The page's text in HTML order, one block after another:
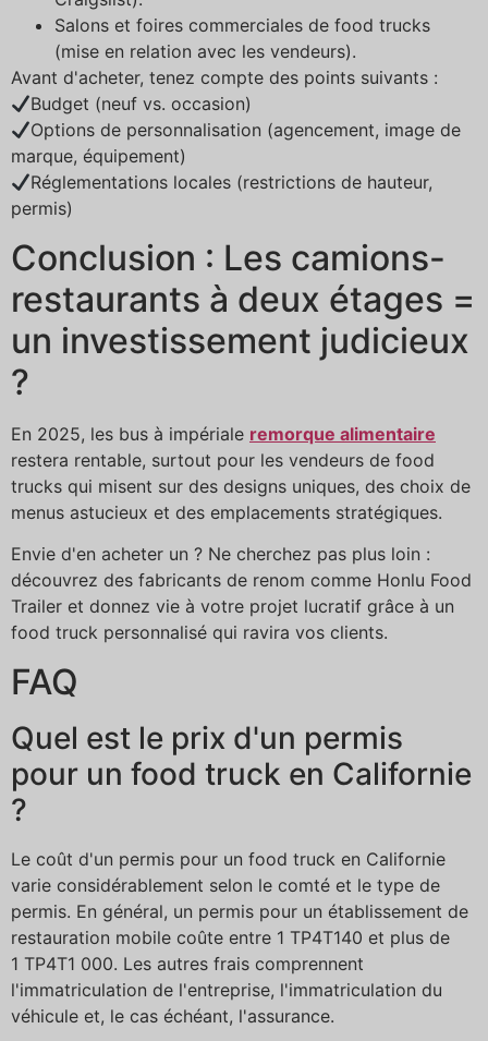
Salons et foires commerciales de food trucks
(mise en relation avec les vendeurs).
Avant d'acheter, tenez compte des points suivants :
Budget (neuf vs. occasion)
Options de personnalisation (agencement, image de
marque, équipement)
Réglementations locales (restrictions de hauteur,
permis)
Conclusion : Les camions-
restaurants à deux étages =
un investissement judicieux
?
En 2025, les bus à impériale remorque alimentaire
restera rentable, surtout pour les vendeurs de food
trucks qui misent sur des designs uniques, des choix de
menus astucieux et des emplacements stratégiques.
Envie d'en acheter un ? Ne cherchez pas plus loin :
découvrez des fabricants de renom comme Honlu Food
Trailer et donnez vie à votre projet lucratif grâce à un
food truck personnalisé qui ravira vos clients.
FAQ
Quel est le prix d'un permis
pour un food truck en Californie
?
Le coût d'un permis pour un food truck en Californie
varie considérablement selon le comté et le type de
permis. En général, un permis pour un établissement de
restauration mobile coûte entre 1 TP4T140 et plus de
1 TP4T1 000. Les autres frais comprennent
l'immatriculation de l'entreprise, l'immatriculation du
véhicule et, le cas échéant, l'assurance.